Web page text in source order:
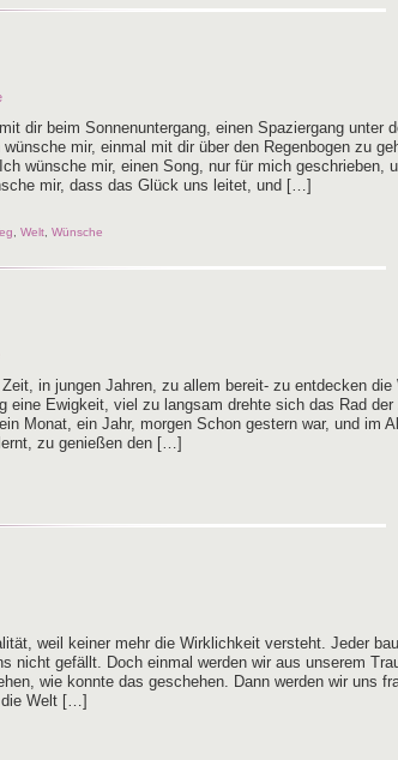
dir beim Son­nen­un­ter­gang, einen Spa­zier­gang unter
mir, ein­mal mit dir über den Regen­bo­gen zu
wün­sche mir, einen Song, nur für mich geschrie­ben,
mir, dass das Glück uns lei­tet, und […]
Welt Wünsche
in jun­gen Jah­ren, zu allem bereit- zu ent­de­cken die
eine Ewig­keit, viel zu lang­sam dreh­te sich das Rad
Monat, ein Jahr, mor­gen Schon ges­tern war, und im
zu genie­ßen den […]
weil kei­ner mehr die Wirk­lich­keit ver­steht. Jeder
nicht gefällt. Doch ein­mal wer­den wir aus unse­rem
wie konn­te das gesche­hen. Dann wer­den wir uns
die Welt […]